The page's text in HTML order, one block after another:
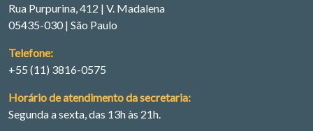
Rua Purpurina, 412 | V. Madalena
05435-030 | São Paulo
Telefone:
+55 (11) 3816-0575
Horário de atendimento da secretaria:
Segunda a sexta, das 13h às 21h.